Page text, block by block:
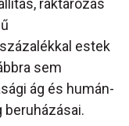
raktározás
estek
sem
ág és humán-